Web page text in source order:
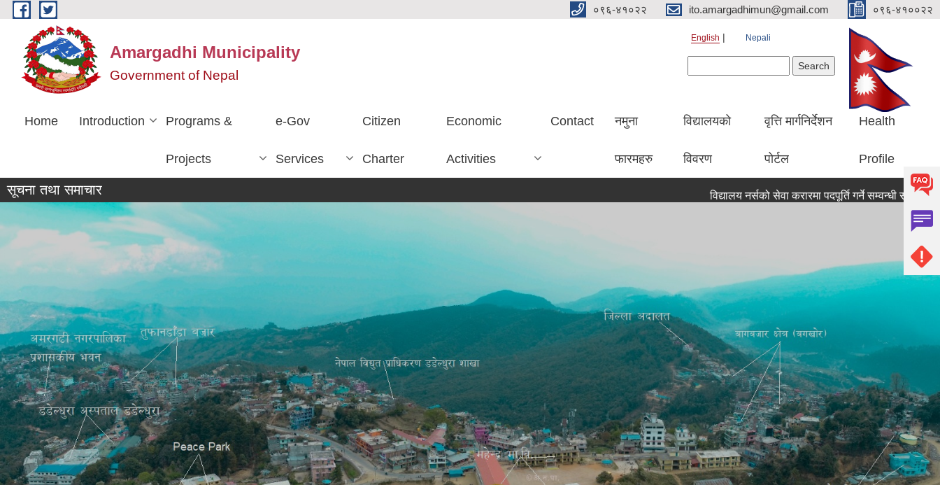
Skip to main content ०९६-४१०२२ ito.amargadhimun@gmail.com ०९६-४१००२२
Amargadhi Municipality
Government of Nepal
English Nepali
Home Introduction Programs &
Projects
e-Gov
Services
Citizen
Charter
Economic
Activities
Contact नमुना
फारमहरु
विद्यालयको
विवरण
वृत्ति मार्गनिर्देशन
पोर्टल
Health
Profile
सूचना तथा समाचार विद्यालय नर्सको सेवा करारमा पदपूर्ति गर्ने सम्वन्धी सूचना ।।
उग्रतारा मन्दिर
घटाल थान प्राकृतिक दृश्य
अमरगढी नगरपालिकाको प्रशासनिक भवन